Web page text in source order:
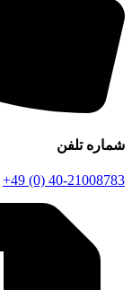
شماره تلفن
+49 (0) 40-21008783